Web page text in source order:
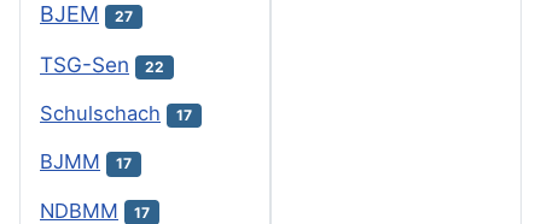
BJEM 27
TSG-Sen 22
Schulschach 17
BJMM 17
NDBMM 17